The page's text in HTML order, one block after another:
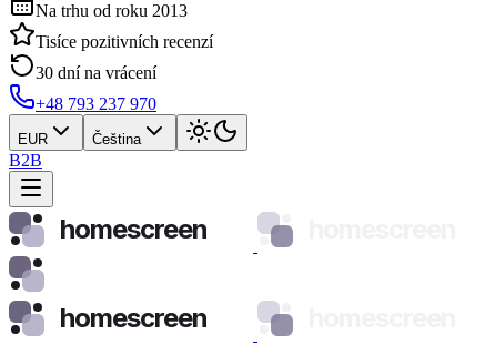
Na trhu od roku 2013
Tisíce pozitivních recenzí
30 dní na vrácení
+48 793 237 970
EUR Čeština
B2B
homescreen
homescreen